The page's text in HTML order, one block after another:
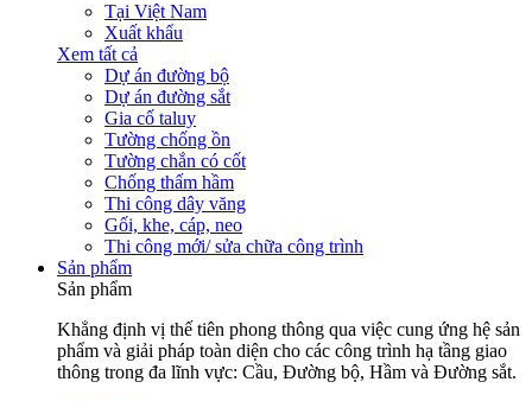
Tại Việt Nam
Xuất khẩu
Xem tất cả
Dự án đường bộ
Dự án đường sắt
Gia cố taluy
Tường chống ồn
Tường chắn có cốt
Chống thấm hầm
Thi công dây văng
Gối, khe, cáp, neo
Thi công mới/ sửa chữa công trình
Sản phẩm
Sản phẩm
Khẳng định vị thế tiên phong thông qua việc cung ứng hệ sản
phẩm và giải pháp toàn diện cho các công trình hạ tầng giao
thông trong đa lĩnh vực: Cầu, Đường bộ, Hầm và Đường sắt.